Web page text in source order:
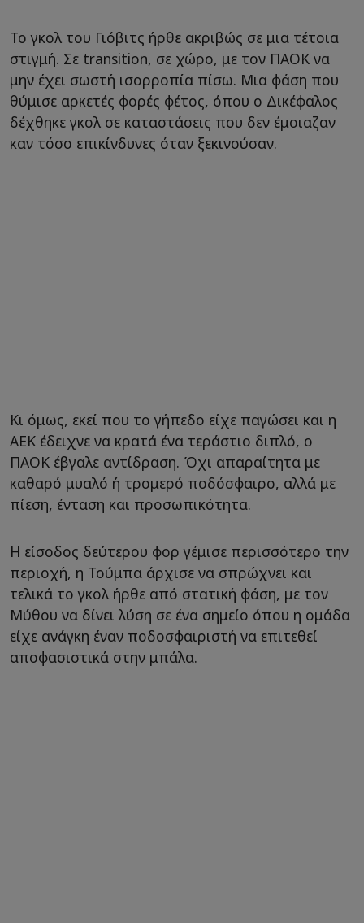
Το γκολ του Γιόβιτς ήρθε ακριβώς σε μια τέτοια
στιγμή. Σε transition, σε χώρο, με τον ΠΑΟΚ να
μην έχει σωστή ισορροπία πίσω. Μια φάση που
θύμισε αρκετές φορές φέτος, όπου ο Δικέφαλος
δέχθηκε γκολ σε καταστάσεις που δεν έμοιαζαν
καν τόσο επικίνδυνες όταν ξεκινούσαν.
Κι όμως, εκεί που το γήπεδο είχε παγώσει και η
ΑΕΚ έδειχνε να κρατά ένα τεράστιο διπλό, ο
ΠΑΟΚ έβγαλε αντίδραση. Όχι απαραίτητα με
καθαρό μυαλό ή τρομερό ποδόσφαιρο, αλλά με
πίεση, ένταση και προσωπικότητα.
Η είσοδος δεύτερου φορ γέμισε περισσότερο την
περιοχή, η Τούμπα άρχισε να σπρώχνει και
τελικά το γκολ ήρθε από στατική φάση, με τον
Μύθου να δίνει λύση σε ένα σημείο όπου η ομάδα
είχε ανάγκη έναν ποδοσφαιριστή να επιτεθεί
αποφασιστικά στην μπάλα.